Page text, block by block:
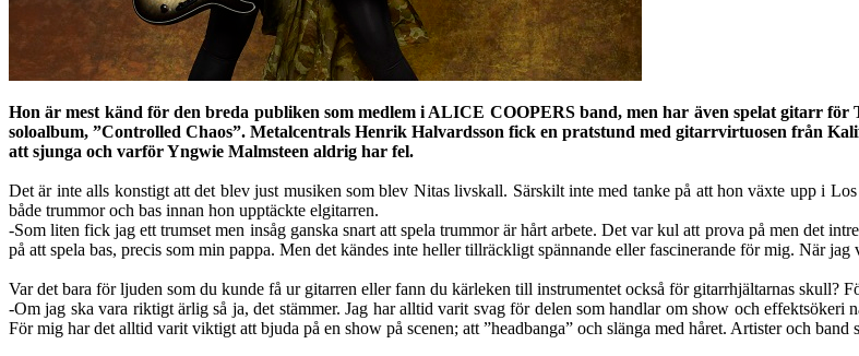
Hon är mest känd för den breda publiken som medlem i ALICE COOPERS band, men har även spelat gitarr
soloalbum, ”Controlled Chaos”. Metalcentrals Henrik Halvardsson fick en pratstund med gitarrvirtuosen från
att sjunga och varför Yngwie Malmsteen aldrig har fel.
Det är inte alls konstigt att det blev just musiken som blev Nitas livskall. Särskilt inte med tanke på att hon växte upp i
både trummor och bas innan hon upptäckte elgitarren.
-Som liten fick jag ett trumset men insåg ganska snart att spela trummor är hårt arbete. Det var kul att prova på men det
på att spela bas, precis som min pappa. Men det kändes inte heller tillräckligt spännande eller fascinerande för mig. När
Var det bara för ljuden som du kunde få ur gitarren eller fann du kärleken till instrumentet också för gitarrhjältarnas skull?
-Om jag ska vara riktigt ärlig så ja, det stämmer. Jag har alltid varit svag för delen som handlar om show och
För mig har det alltid varit viktigt att bjuda på en show på scenen; att ”headbanga” och slänga med håret. Artister och